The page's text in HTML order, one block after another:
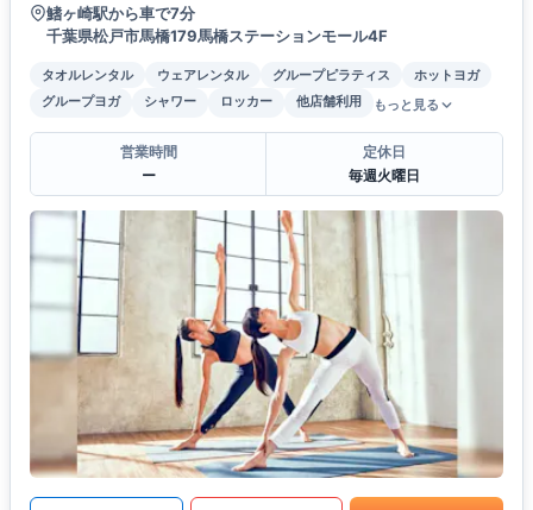
鰭ヶ崎駅から車で7分
千葉県松戸市馬橋179馬橋ステーションモール4F
タオルレンタル ウェアレンタル グループピラティス
ホットヨガ
グループヨガ
シャワー ロッカー 他店舗利用 もっと見る
営業時間
ー
定休日
毎週火曜日